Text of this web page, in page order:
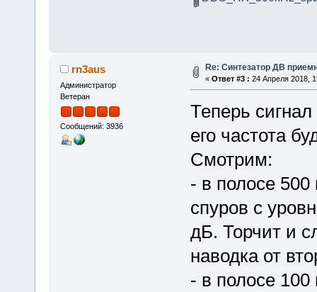
rn3aus
Администратор
Ветеран
Сообщений: 3936
Re: Синтезатор ДВ
« Ответ #3 : 24 Апреля 2018,
Теперь
его частота
Смотрим:
- в полосе
спуров с
дБ. Торчит и
наводка от
- в полосе